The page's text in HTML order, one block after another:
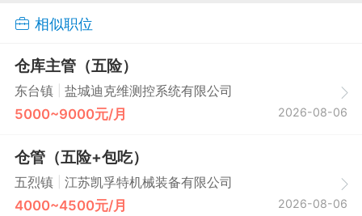
相似职位
仓库主管（五险）
东台镇 盐城迪克维测控系统有限公司
5000~9000元/月 2026-08-06
仓管（五险+包吃）
五烈镇 江苏凯孚特机械装备有限公司
4000~4500元/月 2026-08-06